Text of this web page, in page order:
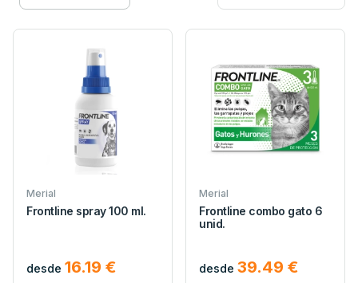
Merial
Frontline spray 100 ml.
desde 16.19 €
Merial
Frontline combo gato 6
unid.
desde 39.49 €